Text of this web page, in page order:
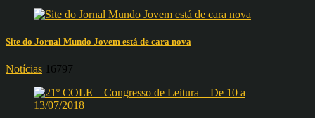
Site do Jornal Mundo Jovem está de cara nova
Notícias 16797